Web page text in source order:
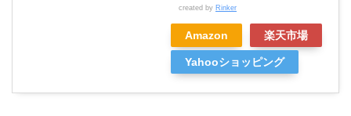
created by Rinker
Amazon 楽天市場
Yahooショッピング